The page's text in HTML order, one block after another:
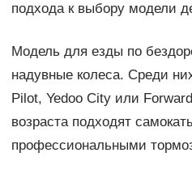
подхода к выбору модели
Модель для езды по
надувные колеса. Среди
Pilot, Yedoo City или
возраста подходят
профессиональными